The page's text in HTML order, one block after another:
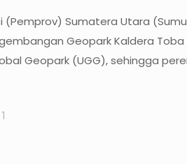
(Pemprov) Sumatera Utara
Geopark Kaldera
Geopark (UGG), sehingga
1